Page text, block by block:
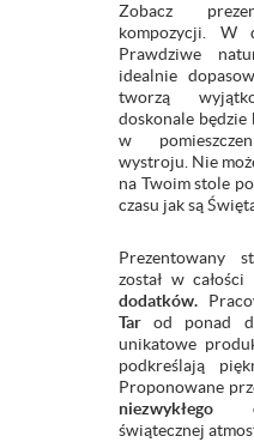
Zobacz
kompozycji. W
Prawdziwe
idealnie
tworzą
doskonale będzie
w
wystroju. Nie
na Twoim stole
czasu jak są
Prezentowany
został w
dodatków.
Tar od ponad
unikatowe
podkreślają
Proponowane
niezwykłego
świątecznej